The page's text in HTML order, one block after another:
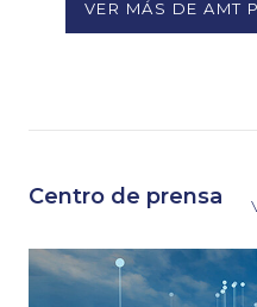
VER MÁS DE AMT
Centro de prensa